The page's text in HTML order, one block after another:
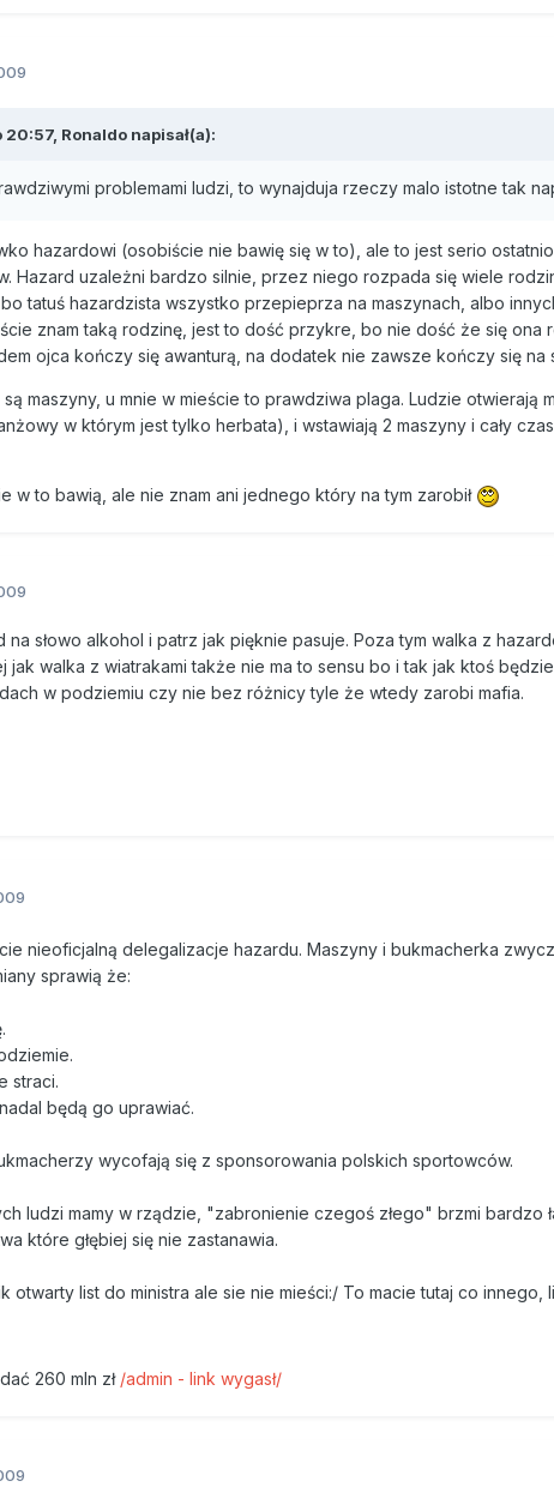
Ronaldo napisał(a):
problemami ludzi, to wynajduja rzeczy malo istotne tak
hazardowi (osobiście nie bawię się w to), ale to jest serio
Hazard uzależni bardzo silnie, przez niego rozpada się wiele
tatuś hazardzista wszystko przepieprza na maszynach, albo
znam taką rodzinę, jest to dość przykre, bo nie dość że się ona
ojca kończy się awanturą, na dodatek nie zawsze kończy się na
maszyny, u mnie w mieście to prawdziwa plaga. Ludzie otwierają
w którym jest tylko herbata), i wstawiają 2 maszyny i cały
w to bawią, ale nie znam ani jednego który na tym zarobił
na słowo alkohol i patrz jak pięknie pasuje. Poza tym walka z
jak walka z wiatrakami także nie ma to sensu bo i tak jak ktoś
w podziemiu czy nie bez różnicy tyle że wtedy zarobi mafia.
nieoficjalną delegalizacje hazardu. Maszyny i bukmacherka
sprawią że:
straci.
będą go uprawiać.
wycofają się z sponsorowania polskich sportowców.
ludzi mamy w rządzie, "zabronienie czegoś złego" brzmi bardzo
które głębiej się nie zastanawia.
otwarty list do ministra ale sie nie mieści:/ To macie tutaj co innego,
260 mln zł /admin - link wygasł/